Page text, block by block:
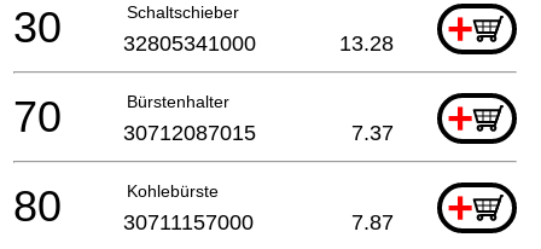
Schaltschieber +
30 32805341000 13.28
Bürstenhalter +
70 30712087015 7.37
Kohlebürste +
80 30711157000 7.87